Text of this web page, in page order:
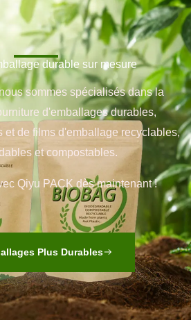
durable sur mesure
sommes spécialisés dans la
d'emballages durables,
et de films d'emballage recyclables,
et compostables.
Qiyu PACK dès maintenant !
Plus Durables